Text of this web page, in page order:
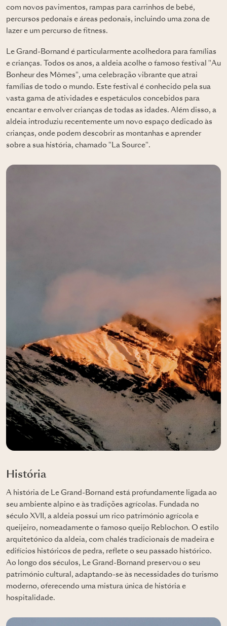
com novos pavimentos, rampas para carrinhos de bebé,
percursos pedonais e áreas pedonais, incluindo uma zona de
lazer e um percurso de fitness.
Le Grand-Bornand é particularmente acolhedora para famílias
e crianças. Todos os anos, a aldeia acolhe o famoso festival "Au
Bonheur des Mômes", uma celebração vibrante que atrai
famílias de todo o mundo. Este festival é conhecido pela sua
vasta gama de atividades e espetáculos concebidos para
encantar e envolver crianças de todas as idades. Além disso, a
aldeia introduziu recentemente um novo espaço dedicado às
crianças, onde podem descobrir as montanhas e aprender
sobre a sua história, chamado "La Source".
História
A história de Le Grand-Bornand está profundamente ligada ao
seu ambiente alpino e às tradições agrícolas. Fundada no
século XVII, a aldeia possui um rico património agrícola e
queijeiro, nomeadamente o famoso queijo Reblochon. O estilo
arquitetónico da aldeia, com chalés tradicionais de madeira e
edifícios históricos de pedra, reflete o seu passado histórico.
Ao longo dos séculos, Le Grand-Bornand preservou o seu
património cultural, adaptando-se às necessidades do turismo
moderno, oferecendo uma mistura única de história e
hospitalidade.